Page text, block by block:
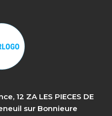
12 ZA LES PIECES DE
sur Bonnieure